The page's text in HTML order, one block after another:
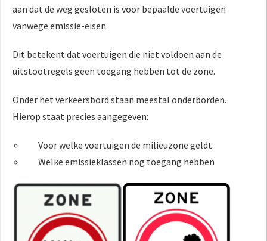
aan dat de weg gesloten is voor bepaalde voertuigen
vanwege emissie-eisen.
Dit betekent dat voertuigen die niet voldoen aan de
uitstootregels geen toegang hebben tot de zone.
Onder het verkeersbord staan meestal onderborden.
Hierop staat precies aangegeven:
Voor welke voertuigen de milieuzone geldt
Welke emissieklassen nog toegang hebben